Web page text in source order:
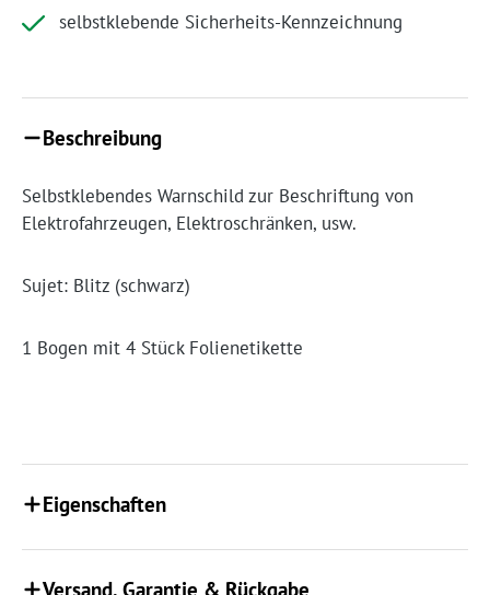
selbstklebende Sicherheits-Kennzeichnung
Beschreibung
Selbstklebendes Warnschild zur Beschriftung von
Elektrofahrzeugen, Elektroschränken, usw.
Sujet: Blitz (schwarz)
1 Bogen mit 4 Stück Folienetikette
Eigenschaften
Versand, Garantie & Rückgabe